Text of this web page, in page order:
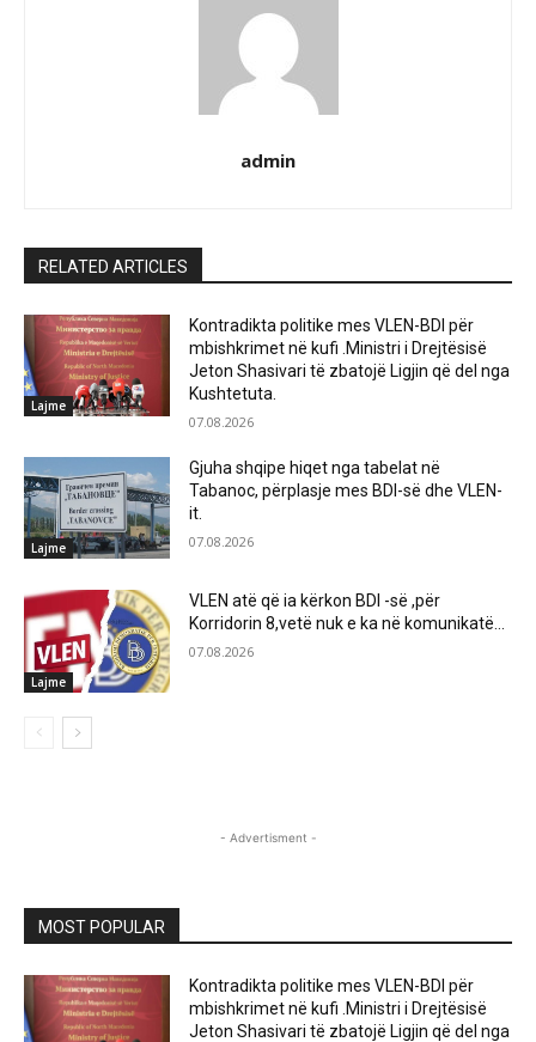
admin
RELATED ARTICLES
Lajme
Kontradikta politike mes VLEN-BDI për
mbishkrimet në kufi .Ministri i Drejtësisë
Jeton Shasivari të zbatojë Ligjin që del nga
Kushtetuta.
07.08.2026
Lajme
Gjuha shqipe hiqet nga tabelat në
Tabanoc, përplasje mes BDI-së dhe VLEN-
it.
07.08.2026
Lajme
VLEN atë që ia kërkon BDI -së ,për
Korridorin 8,vetë nuk e ka në komunikatë…
07.08.2026
- Advertisment -
MOST POPULAR
Kontradikta politike mes VLEN-BDI për
mbishkrimet në kufi .Ministri i Drejtësisë
Jeton Shasivari të zbatojë Ligjin që del nga